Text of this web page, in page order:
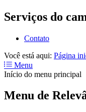
Serviços do
Contato
Você está aqui: Página
Menu
Início do menu principal
Menu de